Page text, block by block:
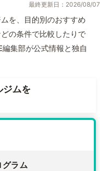
最終更新日：2026/08/07
を、目的別のおすすめ
の条件で比較したりで
集部が公式情報と独自
ジムを
ラム